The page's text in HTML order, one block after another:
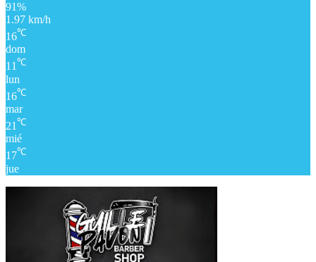
91%
1.97 km/h
16℃
dom
11℃
lun
16℃
mar
21 ℃
mié
17℃
jue